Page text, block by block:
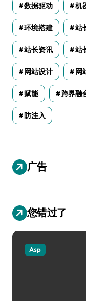
数据驱动 机
环境搭建 站
站长资讯 站
网站设计 网
赋能 跨界融
防注入
广告
您错过了
Asp